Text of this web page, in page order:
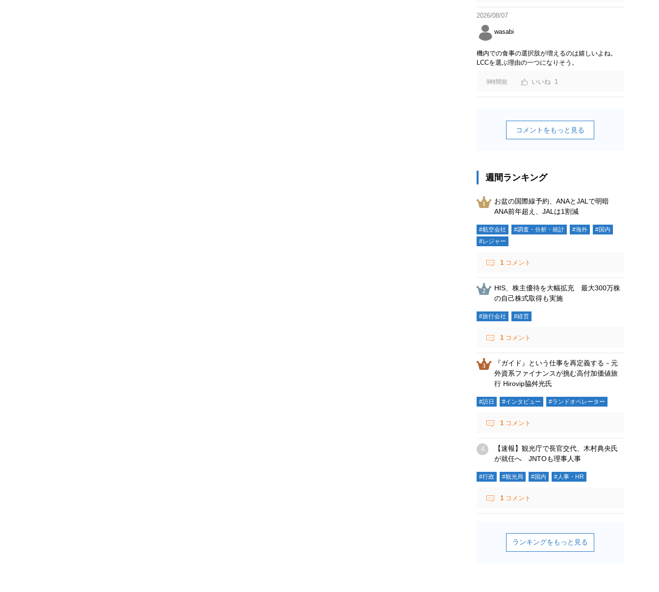
2026/08/07
wasabi
機内での食事の選択肢が増えるのは嬉しいよね。
LCCを選ぶ理由の一つになりそう。
9時間前 1
コメントをもっと見る
週間ランキング
お盆の国際線予約、ANAとJALで明暗
ANA前年超え、JALは1割減
#航空会社 #調査・分析・統計 #海外
#国内
#レジャー
1 コメント
HIS、株主優待を大幅拡充 最大300万株
の自己株式取得も実施
#旅行会社 #経営
1 コメント
『ガイド』という仕事を再定義する－元
外資系ファイナンスが挑む高付加価値旅
行 Hirovip脇舛光氏
#訪日 #インタビュー #ランドオペレーター
1 コメント
【速報】観光庁で長官交代、木村典央氏
が就任へ JNTOも理事人事
#行政 #観光局 #国内 #人事・HR
1 コメント